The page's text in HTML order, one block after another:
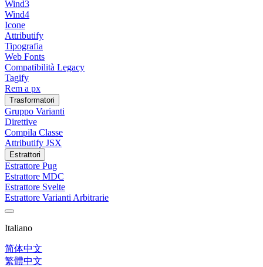
Wind3
Wind4
Icone
Attributify
Tipografia
Web Fonts
Compatibilità Legacy
Tagify
Rem a px
Trasformatori
Gruppo Varianti
Direttive
Compila Classe
Attributify JSX
Estrattori
Estrattore Pug
Estrattore MDC
Estrattore Svelte
Estrattore Varianti Arbitrarie
Italiano
简体中文
繁體中文